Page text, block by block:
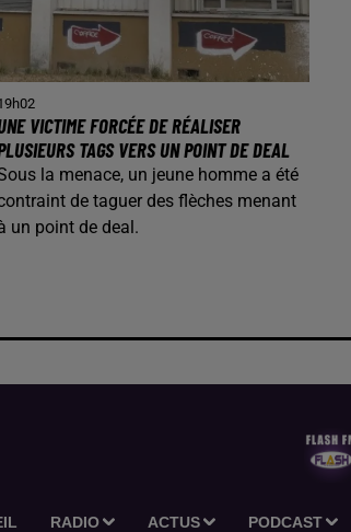
VICTIME FORCÉE DE RÉALISER
TAGS VERS UN POINT DE DEAL
la menace, un jeune homme a été
de taguer des flèches menant
un point de deal.
RADIO ACTUS PODCAST